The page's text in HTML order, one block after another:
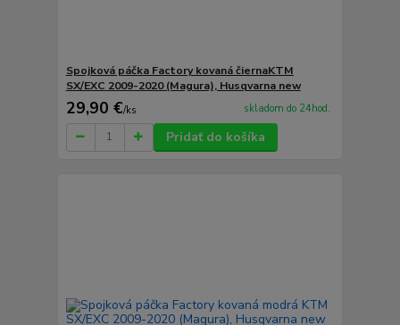
Spojková páčka Factory kovaná čiernaKTM
SX/EXC 2009-2020 (Magura), Husqvarna new
29,90 €/ks skladom do 24hod.
Pridať do košíka